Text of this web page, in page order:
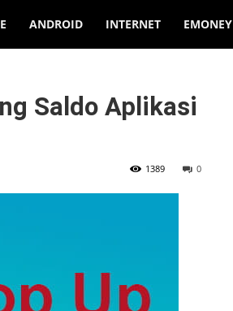
ANDROID INTERNET EMONEY
Saldo Aplikasi
0
1389